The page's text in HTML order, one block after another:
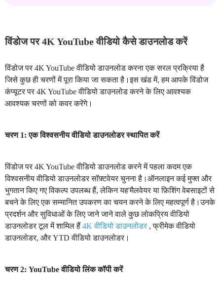
विंडोज पर 4K YouTube वीडियो कैसे डाउनलोड करें
विंडोज पर 4K YouTube वीडियो डाउनलोड करना एक सरल प्रक्रिया है
जिसे कुछ ही चरणों में पूरा किया जा सकता है।इस खंड में, हम आपके विंडोज
कंप्यूटर पर 4K YouTube वीडियो डाउनलोड करने के लिए आवश्यक
आवश्यक चरणों को कवर करेंगे।
चरण 1: एक विश्वसनीय वीडियो डाउनलोडर स्थापित करें
विंडोज पर 4K YouTube वीडियो डाउनलोड करने में पहला कदम एक
विश्वसनीय वीडियो डाउनलोडर सॉफ़्टवेयर चुनना है।ऑनलाइन कई मुफ्त और
भुगतान किए गए विकल्प उपलब्ध हैं, लेकिन यह'मैलवेयर या फ़िशिंग वेबसाइटों से
बचने के लिए एक सम्मानित उपकरण का चयन करने के लिए महत्वपूर्ण है।उनके
प्रदर्शन और सुविधाओं के लिए जाने जाने वाले कुछ लोकप्रिय वीडियो
डाउनलोडर टूल में शामिल हैं 4K वीडियो डाउनलोडर , फ्रीमेक वीडियो
डाउनलोडर, और YTD वीडियो डाउनलोडर।
चरण 2: YouTube वीडियो लिंक कॉपी करें